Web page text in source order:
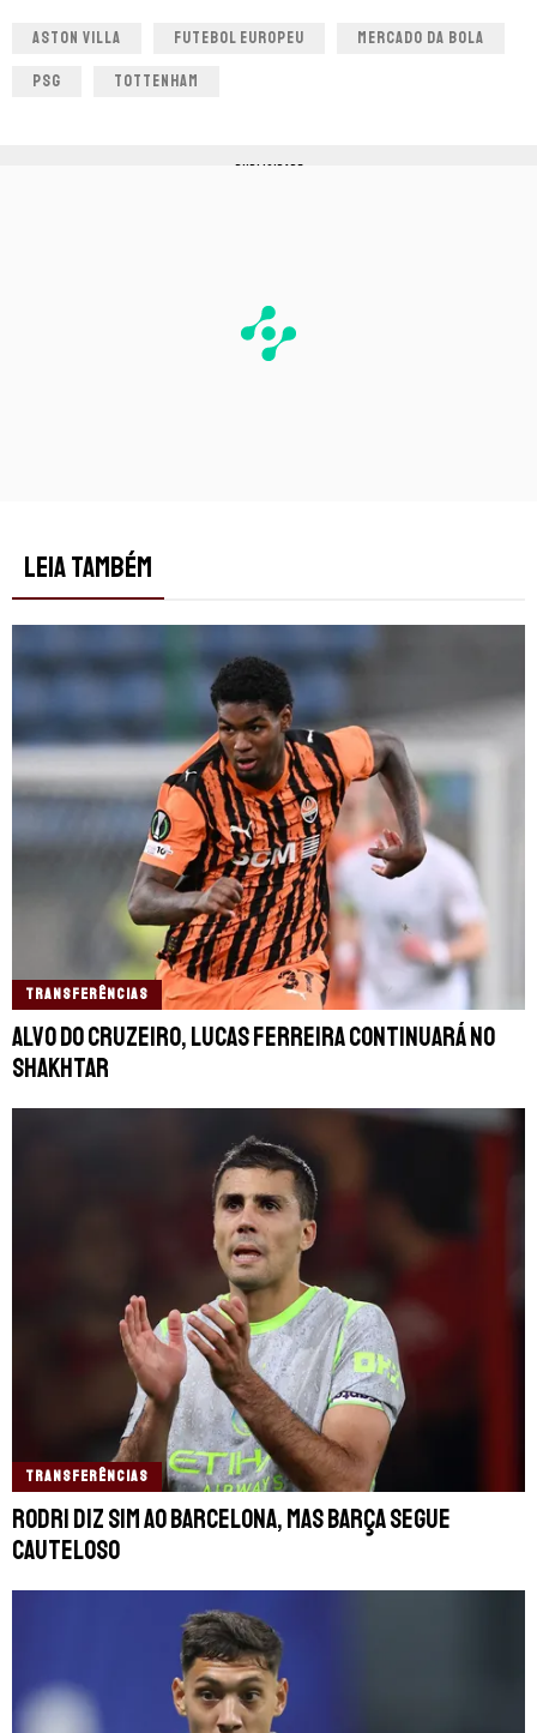
ASTON VILLA FUTEBOL EUROPEU MERCADO DA BOLA
PSG TOTTENHAM
PUBLICIDADE
LEIA TAMBÉM
TRANSFERÊNCIAS
Alvo do Cruzeiro, Lucas Ferreira continuará no
Shakhtar
TRANSFERÊNCIAS
Rodri diz sim ao Barcelona, mas Barça segue
cauteloso